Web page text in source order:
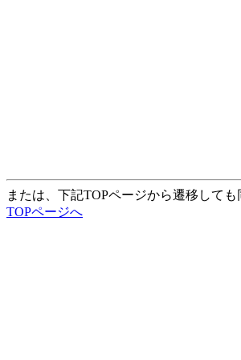
または、下記TOPページから遷移して
TOPページへ